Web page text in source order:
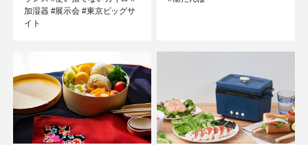
加湿器 #展示会 #東京ビッグサ
イト